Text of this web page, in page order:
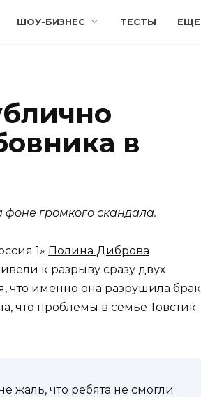
ШОУ-БИЗНЕС ТЕСТЫ ЕЩЕ
в
громкого скандала.
1» Полина Диброва
к разрыву сразу двух
что именно она разрушила брак
что проблемы в семье Товстик
жаль, что ребята не смогли